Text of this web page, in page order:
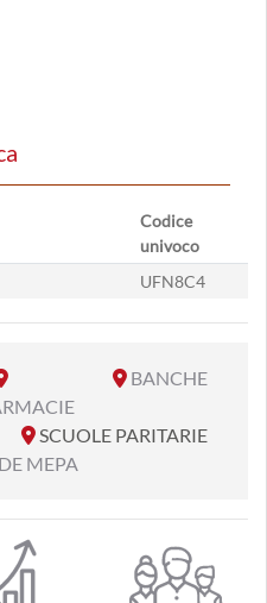
Codice
univoco
UFN8C4
BANCHE
SCUOLE PARITARIE
MEPA